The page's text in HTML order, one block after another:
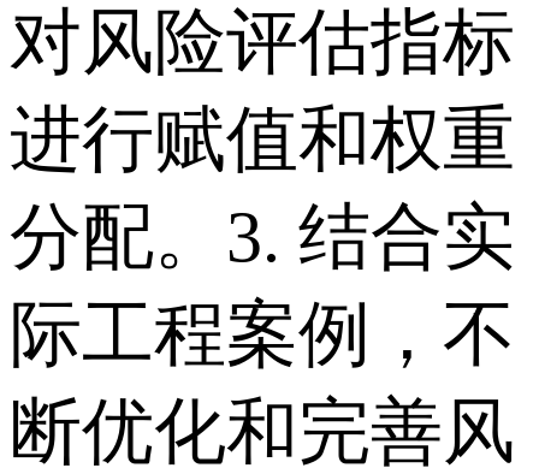
对风险评估指标
进行赋值和权重
分配。 3. 结合实
际工程案例，不
断优化和完善风